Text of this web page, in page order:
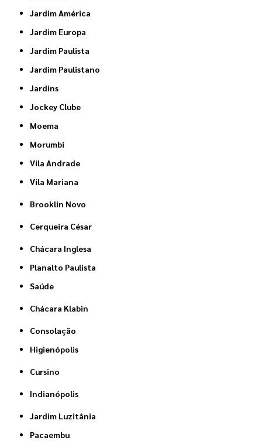
Jardim América
Jardim Europa
Jardim Paulista
Jardim Paulistano
Jardins
Jockey Clube
Moema
Morumbi
Vila Andrade
Vila Mariana
Brooklin Novo
Cerqueira César
Chácara Inglesa
Planalto Paulista
Saúde
Chácara Klabin
Consolação
Higienópolis
Cursino
Indianópolis
Jardim Luzitânia
Pacaembu